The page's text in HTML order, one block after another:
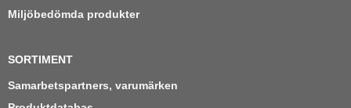
Miljöbedömda produkter
SORTIMENT
Samarbetspartners, varumärken